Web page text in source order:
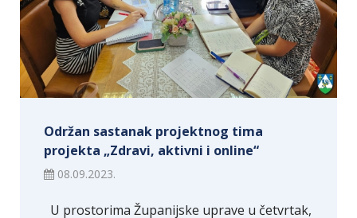
Održan sastanak projektnog tima
projekta „Zdravi, aktivni i online“
08.09.2023.
U prostorima Županijske uprave u četvrtak,